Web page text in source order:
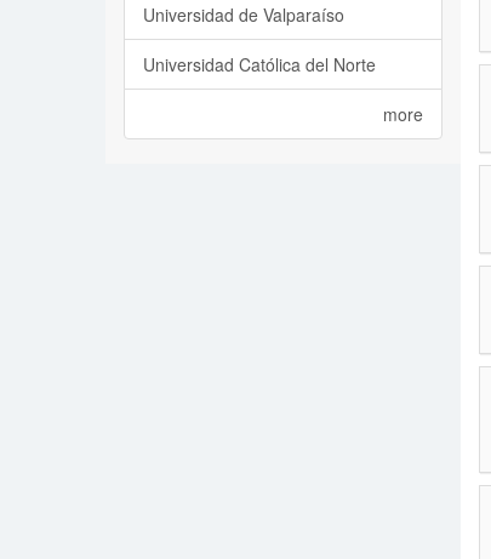
Universidad de Valparaíso
Universidad Católica del Norte
more